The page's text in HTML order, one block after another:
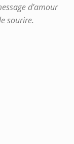
d’amour
sourire.